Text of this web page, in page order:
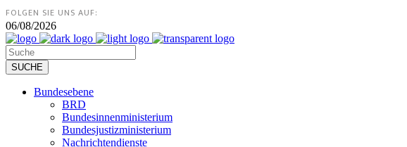
FOLGEN SIE UNS AUF:
06/08/2026
Bundesebene
BRD
Bundesinnenministerium
Bundesjustizministerium
Nachrichtendienste